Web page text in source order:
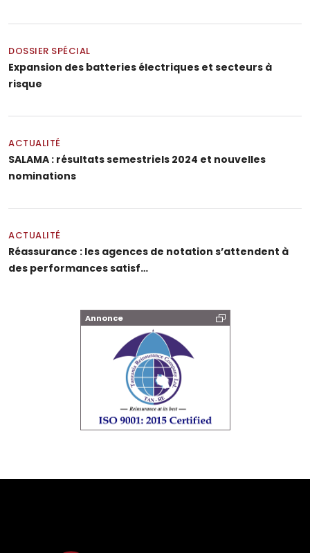
DOSSIER SPÉCIAL
Expansion des batteries électriques et secteurs à
risque
ACTUALITÉ
SALAMA : résultats semestriels 2024 et nouvelles
nominations
ACTUALITÉ
Réassurance : les agences de notation s’attendent à
des performances satisf…
Annonce